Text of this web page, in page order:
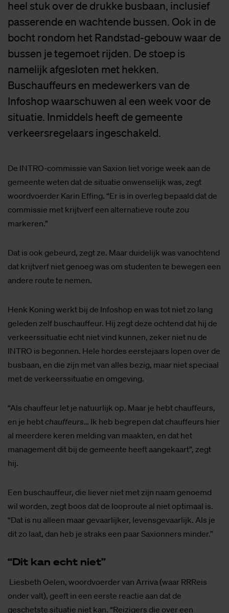
heel stuk over de drukke busbaan, inclusief
passerende en wachtende bussen. Ook in de
bocht rondom het Randstad-gebouw waar de
bussen je tegemoet rijden. De stoep is
namelijk afgesloten met hekken.
Buschauffeurs en medewerkers van de
Infoshop waarschuwen al een week voor de
situatie. Inmiddels heeft de gemeente
verkeersregelaars ingeschakeld.
De INTRO-commissie van Saxion liet vorige week aan de
gemeente weten dat de situatie onwenselijk was, zegt
woordvoerder Karin Effing. “Er is in overleg bepaald dat de
commissie met krijtverf een alternatieve route zou
markeren.”
Dat is ook gebeurd, zegt ze. Maar duidelijk was vanochtend
dat krijtverf niet genoeg was om studenten te bewegen een
andere route te nemen.
Henk Koning werkt bij de Infoshop en was tot niet zo lang
geleden zelf buschauffeur. Hij zegt deze ochtend dat hij de
verkeerssituatie echt niet vind kunnen, zeker niet nu de
INTRO is begonnen. Hele hordes eerstejaars lopen over de
busbaan, en die zijn met van alles bezig, maar niet speciaal
met de verkeerssituatie en omgeving.
“Als chauffeur let je natuurlijk op. Maar je hebt chauffeurs,
en je hebt chauffeurs… Ik heb begrepen dat chauffeurs hier
al meerdere keren melding van maakten, en dat het
management dit bij de gemeente heeft aangekaart”, zegt
hij.
Een buschauffeur, die liever niet met zijn naam genoemd
wil worden, zegt boos dat de looproute al niet optimaal is.
“Dat is nu alleen maar gevaarlijker, levensgevaarlijk. Als je
dit zo laat, dan heb je straks een paar Saxionners minder.”
“Dit kan echt niet”
Liesbeth Oelen, woordvoerder van Arriva (waar RRReis
onder valt), geeft in een eerste reactie aan dat de
geschetste situatie niet kan. “Reizigers die over een